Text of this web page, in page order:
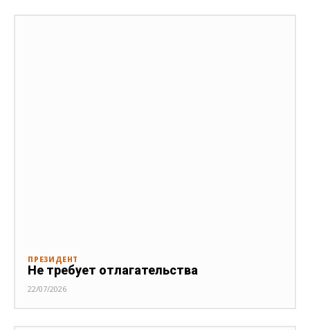
ПРЕЗИДЕНТ
Не требует отлагательства
22/07/2026